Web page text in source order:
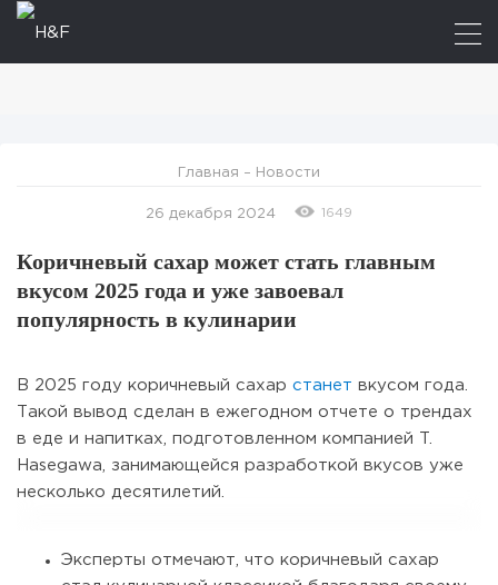
Главная – Новости
26 декабря 2024 1649
Коричневый сахар может стать главным
вкусом 2025 года и уже завоевал
популярность в кулинарии
В 2025 году коричневый сахар станет вкусом года.
Такой вывод сделан в ежегодном отчете о трендах
в еде и напитках, подготовленном компанией T.
Hasegawa, занимающейся разработкой вкусов уже
несколько десятилетий.
Эксперты отмечают, что коричневый сахар